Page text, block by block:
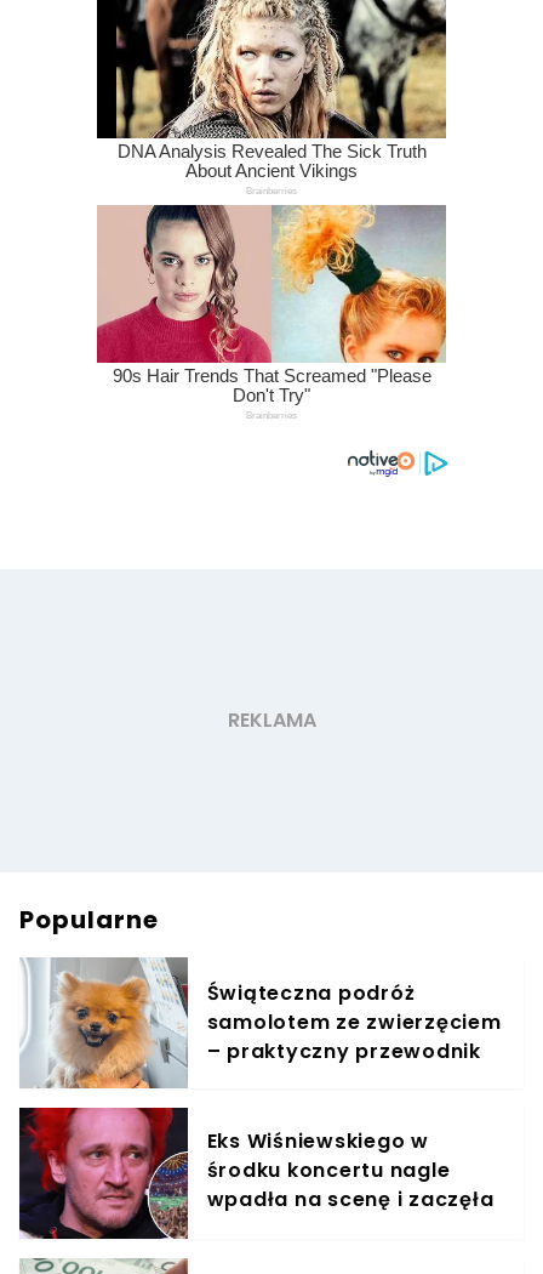
Popularne
Świąteczna podróż
samolotem ze zwierzęciem
– praktyczny przewodnik
Eks Wiśniewskiego w
środku koncertu nagle
wpadła na scenę i zaczęła